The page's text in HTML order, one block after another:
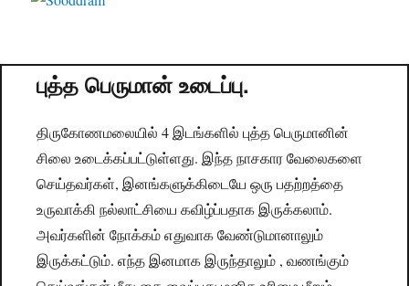
புத்த பெருமான் உடைப்பு.
திருகோணமலையில் 4 இடங்களில் புத்த பெருமானின்
சிலை உடைக்கப்பட்டுள்ளது. இந்த நாசகார வேலைகளை
செய்தவர்கள், இனங்களுக்கிடையே ஒரு பதற்றத்தை
உருவாக்கி நல்லாட்சியை கவிழ்ப்பதாக இருக்கலாம்.
அவர்களின் நோக்கம் எதுவாக வேண்டுமானாலும்
இருக்கட்டும். எந்த இனமாக இருந்தாலும் , வணங்கும்